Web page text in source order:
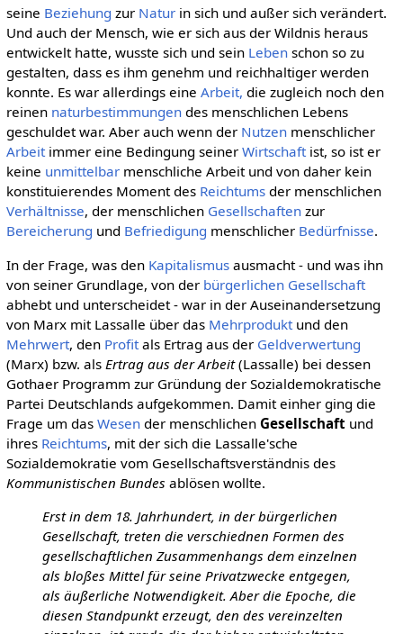
seine Beziehung zur Naturin sich und außer sich verändert.
Und auch der Mensch, wie er sich aus der Wildnis heraus
entwickelt hatte, wusste sich und sein Lebenschon so zu
gestalten, dass es ihm genehm und reichhaltiger werden
konnte. Es war allerdings eine Arbeit, die zugleich noch den
reinen naturbestimmungendes menschlichen Lebens
geschuldet war. Aber auch wenn der Nutzenmenschlicher
Arbeitimmer eine Bedingung seiner Wirtschaftist, so ist er
keine unmittelbarmenschliche Arbeit und von daher kein
konstituierendes Moment des Reichtumsder menschlichen
Verhältnisse, der menschlichen Gesellschaftenzur
Bereicherung und Befriedigung menschlicher Bedürfnisse.
In der Frage, was den Kapitalismusausmacht - und was ihn
von seiner Grundlage, von der bürgerlichen Gesellschaft
abhebt und unterscheidet - war in der Auseinandersetzung
von Marx mit Lassalle über das Mehrproduktund den
Mehrwert, den Profitals Ertrag aus der Geldverwertung
(Marx) bzw. als Ertrag aus der Arbeit(Lassalle) bei dessen
Gothaer Programm zur Gründung der Sozialdemokratische
Partei Deutschlands aufgekommen. Damit einher ging die
Frage um das Wesender menschlichen Gesellschaftund
ihres Reichtums, mit der sich die Lassalle'sche
Sozialdemokratie vom Gesellschaftsverständnis des
Kommunistischen Bundes ablösen wollte.
Erst in dem 18. Jahrhundert, in der bürgerlichen
Gesellschaft, treten die verschiednen Formen des
gesellschaftlichen Zusammenhangs dem einzelnen
als bloßes Mittel für seine Privatzwecke entgegen,
als äußerliche Notwendigkeit. Aber die Epoche, die
diesen Standpunkt erzeugt, den des vereinzelten